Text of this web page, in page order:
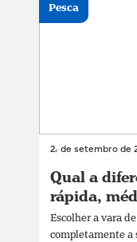
24 de setembro de
Qual a
rápida,
Escolher a vara
completamente a
Pesca